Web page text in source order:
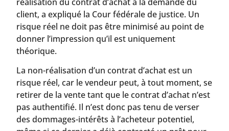
client, a expliqué la Cour fédérale de justice. Un
risque réel ne doit pas être minimisé au point de
donner l’impression qu’il est uniquement
théorique.
La non-réalisation d’un contrat d’achat est un
risque réel, car le vendeur peut, à tout moment, se
retirer de la vente tant que le contrat d’achat n’est
pas authentifié. Il n’est donc pas tenu de verser
des dommages-intérêts à l’acheteur potentiel,